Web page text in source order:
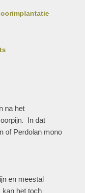
na het
In dat
of Perdolan mono
en meestal
kan het toch